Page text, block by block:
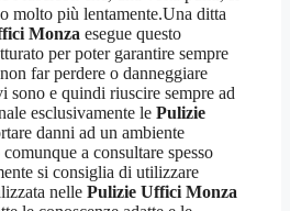
molto più lentamente.Una ditta
Monza esegue questo
per poter garantire sempre
far perdere o danneggiare
sono e quindi riuscire sempre ad
esclusivamente le Pulizie
danni ad un ambiente
a consultare spesso
si consiglia di utilizzare
nelle Pulizie Uffici Monza